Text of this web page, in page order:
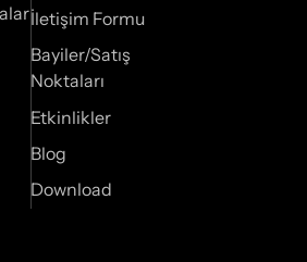
İletişim Formu
Bayiler/Satış
Noktaları
Etkinlikler
Blog
Download